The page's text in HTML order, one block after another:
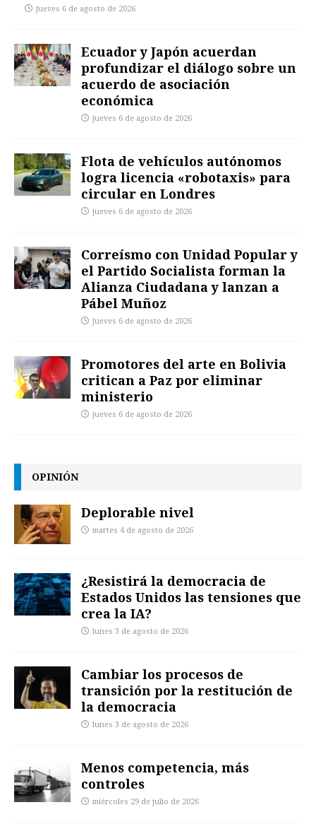
jueves 6 de agosto de 2026
Ecuador y Japón acuerdan
profundizar el diálogo sobre un
acuerdo de asociación
económica
jueves 6 de agosto de 2026
Flota de vehículos autónomos
logra licencia «robotaxis» para
circular en Londres
jueves 6 de agosto de 2026
Correísmo con Unidad Popular y
el Partido Socialista forman la
Alianza Ciudadana y lanzan a
Pábel Muñoz
jueves 6 de agosto de 2026
Promotores del arte en Bolivia
critican a Paz por eliminar
ministerio
jueves 6 de agosto de 2026
OPINIÓN
Deplorable nivel
martes 4 de agosto de 2026
¿Resistirá la democracia de
Estados Unidos las tensiones que
crea la IA?
lunes 3 de agosto de 2026
Cambiar los procesos de
transición por la restitución de
la democracia
lunes 3 de agosto de 2026
Menos competencia, más
controles
miércoles 29 de julio de 2026